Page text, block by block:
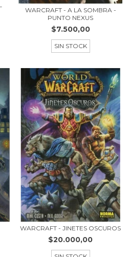
WARCRAFT - A LA SOMBRA -
PUNTO NEXUS
$7.500,00
SIN STOCK
WARCRAFT - JINETES OSCUROS
$20.000,00